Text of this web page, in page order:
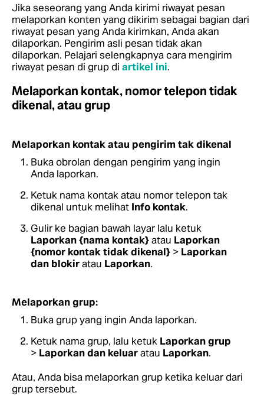
Jika seseorang yang Anda kirimi riwayat pesan
melaporkan konten yang dikirim sebagai bagian dari
riwayat pesan yang Anda kirimkan, Anda akan
dilaporkan. Pengirim asli pesan tidak akan
dilaporkan. Pelajari selengkapnya cara mengirim
riwayat pesan di grup di artikel ini.
Melaporkan kontak, nomor telepon tidak
dikenal, atau grup
Melaporkan kontak atau pengirim tak dikenal
Buka obrolan dengan pengirim yang ingin
Anda laporkan.
Ketuk nama kontak atau nomor telepon tak
dikenal untuk melihat Info kontak.
Gulir ke bagian bawah layar lalu ketuk
Laporkan {nama kontak}atau Laporkan
{nomor kontak tidak dikenal} > Laporkan
dan blokiratau Laporkan.
Melaporkan grup:
Buka grup yang ingin Anda laporkan.
Ketuk nama grup, lalu ketuk Laporkan grup
> Laporkan dan keluaratau Laporkan.
Atau, Anda bisa melaporkan grup ketika keluar dari
grup tersebut.